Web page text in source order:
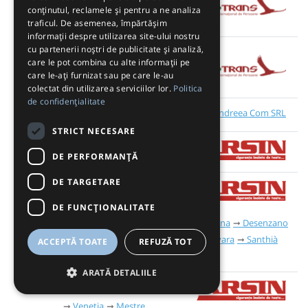
Periceiu
Șimleu Silvaniei
Zalău
Andreea Com SRL
Graz
Udine
Veneția
Verona
Desenzano
Brescia
Bergamo Milano Novara
Santhià
Torino
conținutul, reclamele și pentru a ne analiza
traficul. De asemenea, împărtășim
informații despre utilizarea site-ului nostru
cu partenerii noștri de publicitate și analiză,
care le pot combina cu alte informații pe
care le-ați furnizat sau pe care le-au
colectat din utilizarea serviciilor lor. Politica
de confidențialitate
STRICT NECESARE
DE PERFORMANȚĂ
DE TARGETARE
DE FUNCŢIONALITATE
ACCEPTĂ TOATE REFUZĂ TOT
ARATĂ DETALIILE